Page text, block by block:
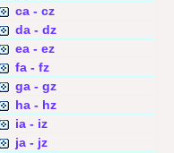
ca - cz
da - dz
ea - ez
fa - fz
ga - gz
ha - hz
ia - iz
ja - jz